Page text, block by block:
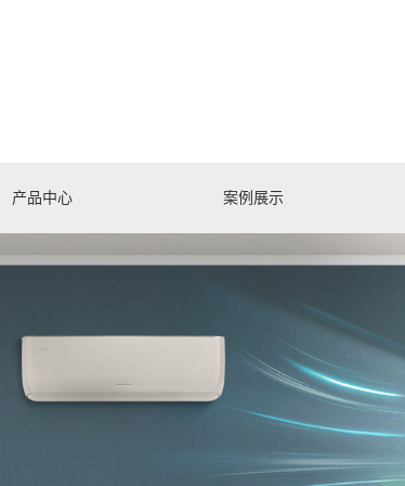
产品中心 案例展示